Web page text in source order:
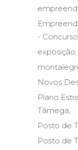
-
exposição
Novos
Plano
Tâmega
Posto de
Posto de